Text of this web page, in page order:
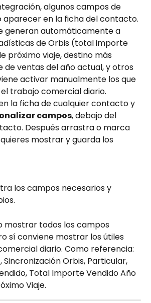
algunos campos de
aparecer en la ficha del contacto.
generan automáticamente a
de Orbis (total importe
próximo viaje, destino más
de ventas del año actual, y otros
activar manualmente los que
trabajo comercial diario.
la ficha de cualquier contacto y
campos, debajo del
Después arrastra o marca
mostrar y guarda los
los campos necesarios y
mostrar todos los campos
sí conviene mostrar los útiles
diario. Como referencia:
Sincronización Orbis, Particular,
Total Importe Vendido Año
Viaje.